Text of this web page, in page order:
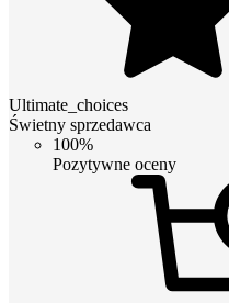
Ultimate_choices
Świetny sprzedawca
100%
Pozytywne oceny